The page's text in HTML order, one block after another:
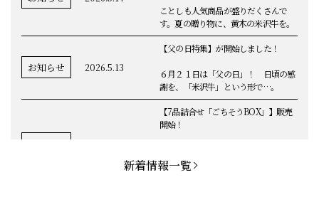
ことしも人気商品が盛りだくさんで
す。夏の贈り物に、黄木の米沢牛を。
お知らせ 2026.5.13
【父の日特集】が開始しました！
６月２１日は「父の日」！ 日頃の感
謝を、「米沢牛」という形で…。
【7品詰合せ「ごちそうBOX」】販売
開始！
ンチカツ」など、黄木の自慢が詰まっ
てます。
新着情報一覧